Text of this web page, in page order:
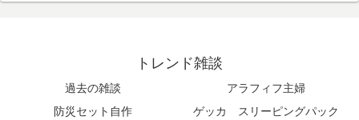
トレンド雑談
過去の雑談
アラフィフ主婦
防災セット自作
ゲッカ スリーピングパック